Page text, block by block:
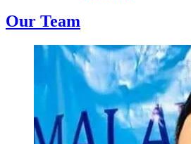
Our Team